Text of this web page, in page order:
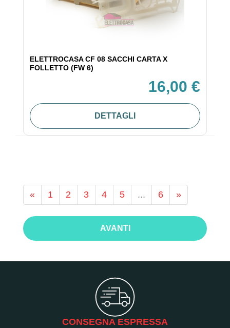
ELETTROCASA CF 08 SACCHI CARTA X
FOLLETTO (FW 6)
16,00 €
DETTAGLI
« 1 2 3 4 5 ... 6 »
AVANTI
CONSEGNA ESPRESSA